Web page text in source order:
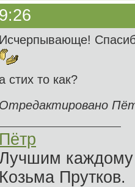
Исчерпывающе!
а стих то как?
Отредактировано
Пётр
каждому
Козьма Прутков.